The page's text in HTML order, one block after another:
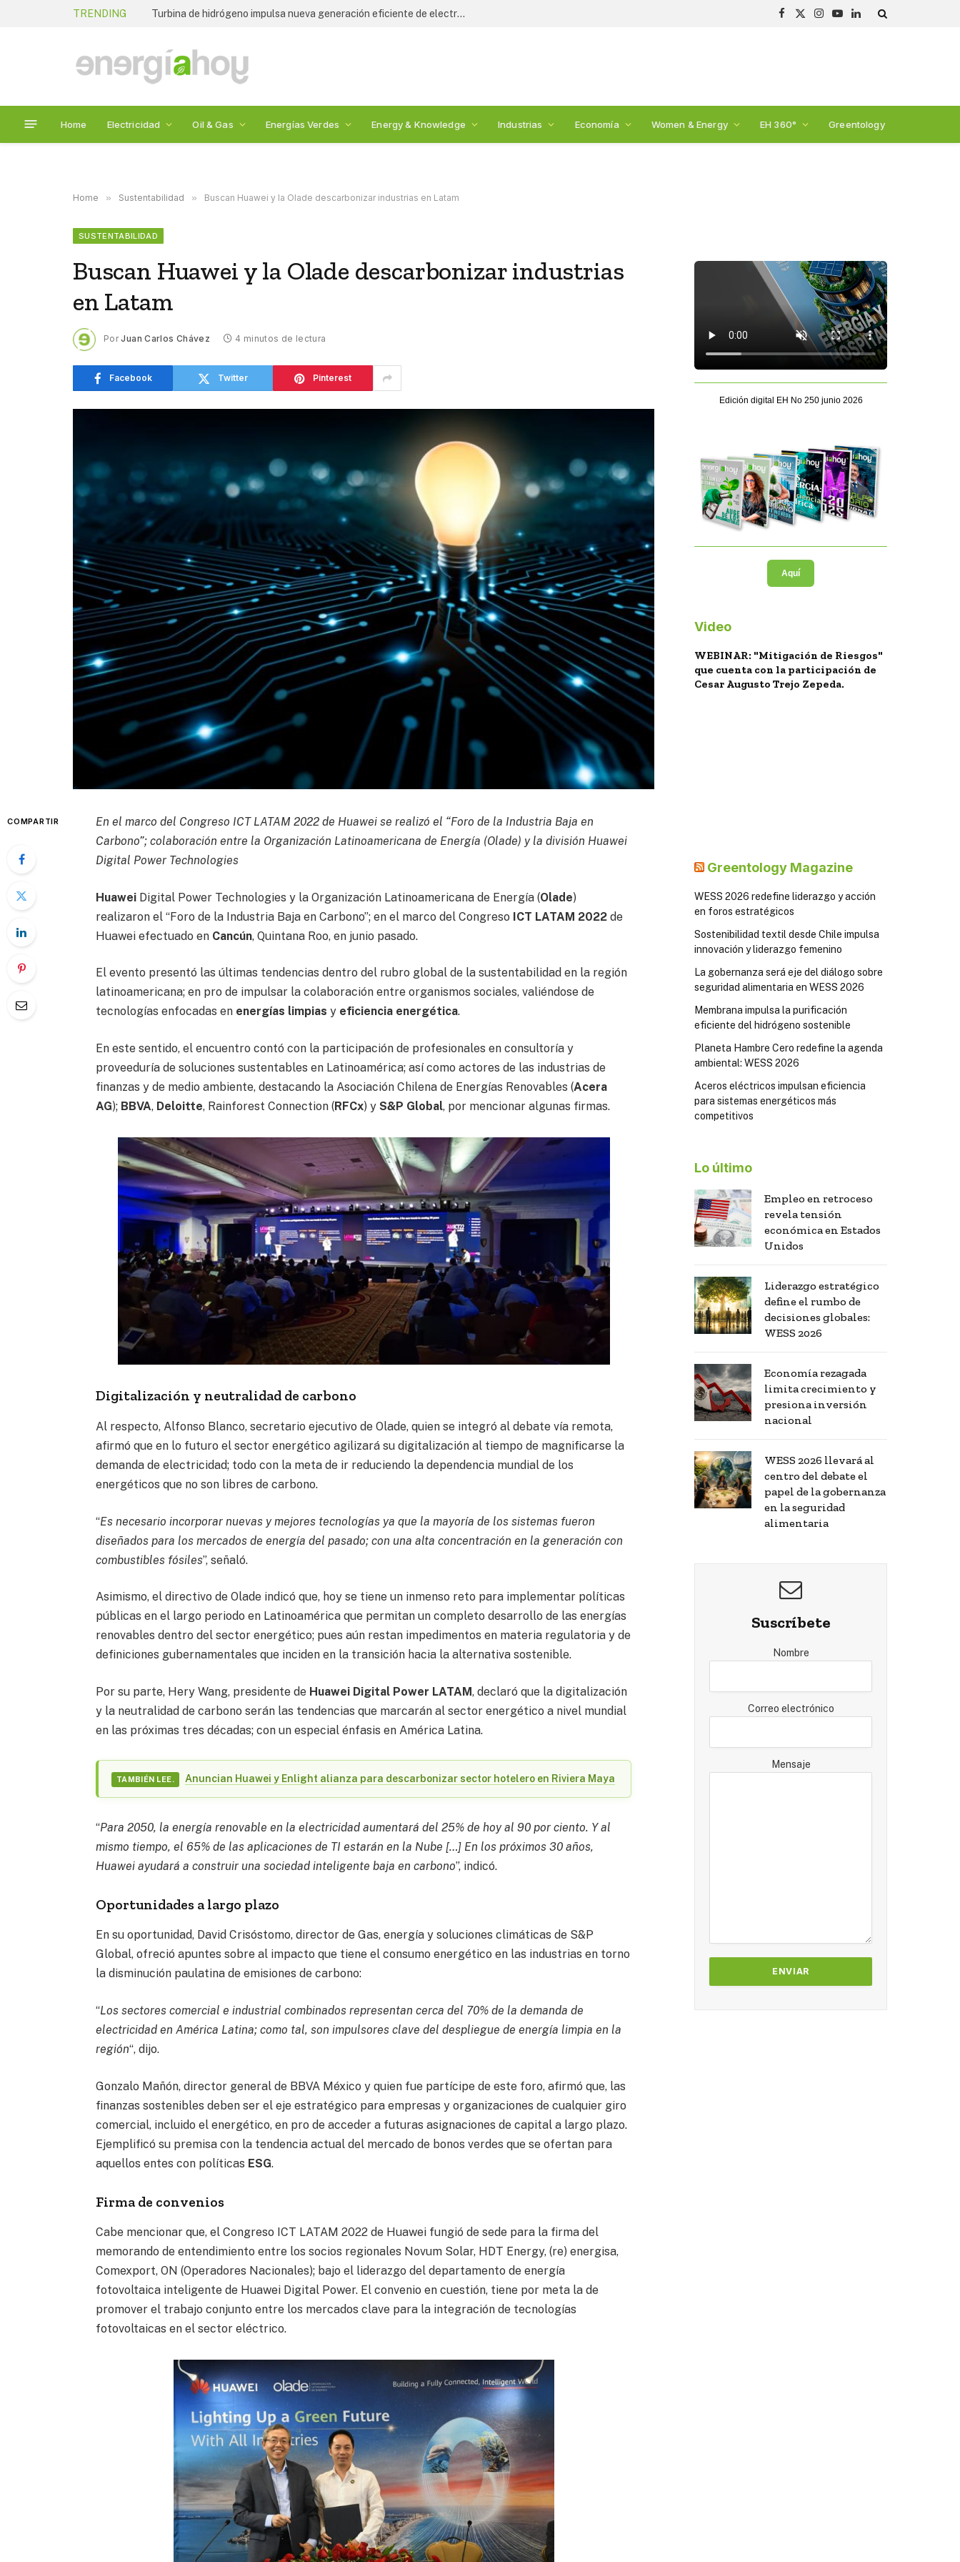
TRENDING Turbina de hidrógeno impulsa nueva generación eficiente de electricidad
Facebook
X
Instagram
YouTubeLinkedIn
Home Electricidad Oil & Gas Energías Verdes Energy & Knowledge Industrias Economía Women & Energy EH 360° Greentology
Home » Sustentabilidad » Buscan Huawei y la Olade descarbonizar industrias en Latam
SUSTENTABILIDAD
Buscan Huawei y la Olade descarbonizar industrias
en Latam
Por Juan Carlos Chávez 4 minutos de lectura
Facebook Twitter Pinterest
COMPARTIR
En el marco del Congreso ICT LATAM 2022 de Huawei se realizó el “Foro de la Industria Baja en
Carbono”; colaboración entre la Organización Latinoamericana de Energía (Olade) y la división Huawei
Digital Power Technologies
Huawei Digital Power Technologies y la Organización Latinoamericana de Energía (Olade)
realizaron el “Foro de la Industria Baja en Carbono”; en el marco del Congreso ICT LATAM 2022 de
Huawei efectuado en Cancún, Quintana Roo, en junio pasado.
El evento presentó las últimas tendencias dentro del rubro global de la sustentabilidad en la región
latinoamericana; en pro de impulsar la colaboración entre organismos sociales, valiéndose de
tecnologías enfocadas en energías limpias y eficiencia energética.
En este sentido, el encuentro contó con la participación de profesionales en consultoría y
proveeduría de soluciones sustentables en Latinoamérica; así como actores de las industrias de
finanzas y de medio ambiente, destacando la Asociación Chilena de Energías Renovables (Acera
AG); BBVA, Deloitte, Rainforest Connection (RFCx) yS&P Global, por mencionar algunas firmas.
Digitalización y neutralidad de carbono
Al respecto, Alfonso Blanco, secretario ejecutivo de Olade, quien se integró al debate vía remota,
afirmó que en lo futuro el sector energético agilizará su digitalización al tiempo de magnificarse la
demanda de electricidad; todo con la meta de ir reduciendo la dependencia mundial de los
energéticos que no son libres de carbono.
“Es necesario incorporar nuevas y mejores tecnologías ya que la mayoría de los sistemas fueron
diseñados para los mercados de energía del pasado; con una alta concentración en la generación con
combustibles fósiles”, señaló.
Asimismo, el directivo de Olade indicó que, hoy se tiene un inmenso reto para implementar políticas
públicas en el largo periodo en Latinoamérica que permitan un completo desarrollo de las energías
renovables dentro del sector energético; pues aún restan impedimentos en materia regulatoria y de
definiciones gubernamentales que inciden en la transición hacia la alternativa sostenible.
Por su parte, Hery Wang, presidente de Huawei Digital Power LATAM, declaró que la digitalización
y la neutralidad de carbono serán las tendencias que marcarán al sector energético a nivel mundial
en las próximas tres décadas; con un especial énfasis en América Latina.
TAMBIÉN LEE. Anuncian Huawei y Enlight alianza para descarbonizar sector hotelero en Riviera Maya
“Para 2050, la energía renovable en la electricidad aumentará del 25% de hoy al 90 por ciento. Y al
mismo tiempo, el 65% de las aplicaciones de TI estarán en la Nube […] En los próximos 30 años,
Huawei ayudará a construir una sociedad inteligente baja en carbono”, indicó.
Oportunidades a largo plazo
En su oportunidad, David Crisóstomo, director de Gas, energía y soluciones climáticas de S&P
Global, ofreció apuntes sobre al impacto que tiene el consumo energético en las industrias en torno
la disminución paulatina de emisiones de carbono:
“Los sectores comercial e industrial combinados representan cerca del 70% de la demanda de
electricidad en América Latina; como tal, son impulsores clave del despliegue de energía limpia en la
región“, dijo.
Gonzalo Mañón, director general de BBVA México y quien fue partícipe de este foro, afirmó que, las
finanzas sostenibles deben ser el eje estratégico para empresas y organizaciones de cualquier giro
comercial, incluido el energético, en pro de acceder a futuras asignaciones de capital a largo plazo.
Ejemplificó su premisa con la tendencia actual del mercado de bonos verdes que se ofertan para
aquellos entes con políticas ESG.
Firma de convenios
Cabe mencionar que, el Congreso ICT LATAM 2022 de Huawei fungió de sede para la firma del
memorando de entendimiento entre los socios regionales Novum Solar, HDT Energy, (re) energisa,
Comexport, ON (Operadores Nacionales); bajo el liderazgo del departamento de energía
fotovoltaica inteligente de Huawei Digital Power. El convenio en cuestión, tiene por meta la de
promover el trabajo conjunto entre los mercados clave para la integración de tecnologías
fotovoltaicas en el sector eléctrico.
Edición digital EH No 250 junio 2026
Aquí
Video
WEBINAR: "Mitigación de Riesgos"
que cuenta con la participación de
Cesar Augusto Trejo Zepeda.
Greentology Magazine
WESS 2026 redefine liderazgo y acción
en foros estratégicos
Sostenibilidad textil desde Chile impulsa
innovación y liderazgo femenino
La gobernanza será eje del diálogo sobre
seguridad alimentaria en WESS 2026
Membrana impulsa la purificación
eficiente del hidrógeno sostenible
Planeta Hambre Cero redefine la agenda
ambiental: WESS 2026
Aceros eléctricos impulsan eficiencia
para sistemas energéticos más
competitivos
Lo último
Empleo en retroceso
revela tensión
económica en Estados
Unidos
Liderazgo estratégico
define el rumbo de
decisiones globales:
WESS 2026
Economía rezagada
limita crecimiento y
presiona inversión
nacional
WESS 2026 llevará al
centro del debate el
papel de la gobernanza
en la seguridad
alimentaria
Suscríbete
Nombre
Correo electrónico
Mensaje